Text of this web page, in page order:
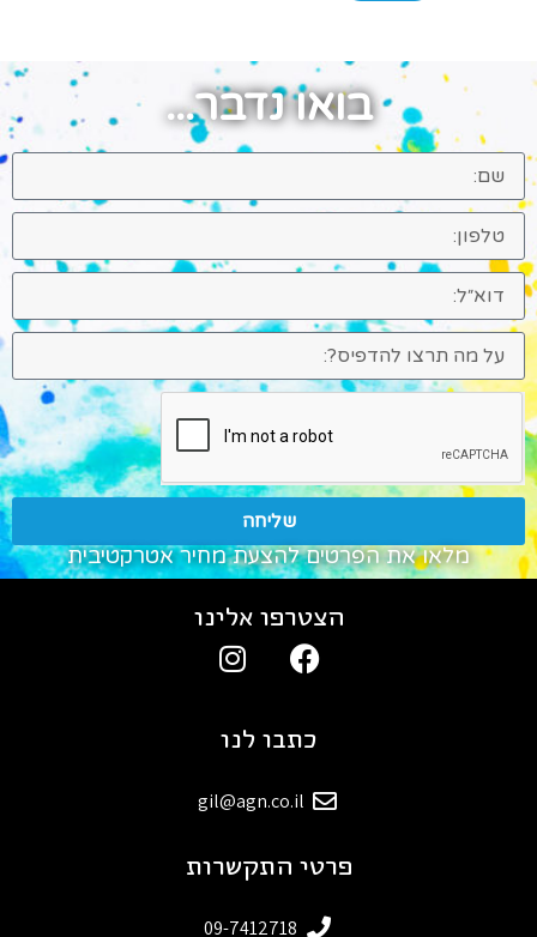
בואו נדבר...
שליחה
מלאו את הפרטים להצעת מחיר אטרקטיבית
פרטי התקשרות
09-7412718
כתבו לנו
gil@agn.co.il
הצטרפו אלינו